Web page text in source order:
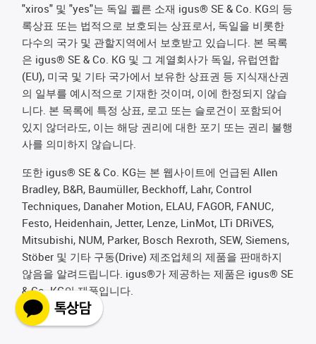
"xiros" 및 "yes"는 독일 쾰른 소재 igus® SE & Co. KG의 등
록상표 또는 법적으로 보호되는 상표로서, 독일을 비롯한
다수의 국가 및 관할지역에서 보호받고 있습니다. 본 목록
은 igus® SE & Co. KG 및 그 계열회사가 독일, 유럽연합
(EU), 미국 및 기타 국가에서 보유한 상표권 등 지식재산권
의 일부를 예시적으로 기재한 것이며, 이에 한정되지 않습
니다. 본 목록에 특정 상표, 로고 또는 슬로건이 포함되어
있지 않더라도, 이는 해당 권리에 대한 포기 또는 권리 불행
사를 의미하지 않습니다.
또한 igus® SE & Co. KG는 본 웹사이트에 언급된 Allen
Bradley, B&R, Baumüller, Beckhoff, Lahr, Control
Techniques, Danaher Motion, ELAU, FAGOR, FANUC,
Festo, Heidenhain, Jetter, Lenze, LinMot, LTi DRiVES,
Mitsubishi, NUM, Parker, Bosch Rexroth, SEW, Siemens,
Stöber 및 기타 구동(Drive) 제조업체의 제품을 판매하지
않음을 알려드립니다. igus®가 제공하는 제품은 igus® SE
& Co. KG의 제품입니다.